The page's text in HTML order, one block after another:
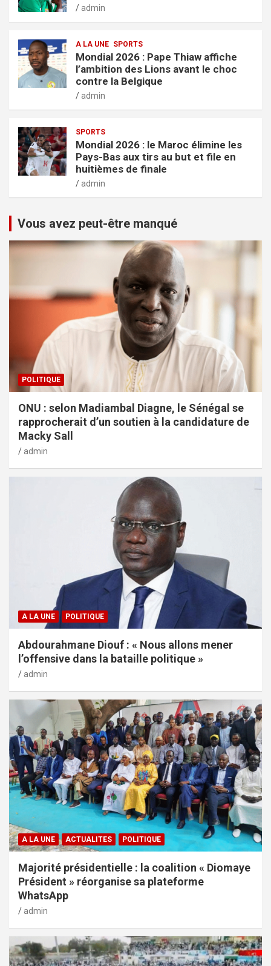
admin
A LA UNE SPORTS
Mondial 2026 : Pape Thiaw affiche
l’ambition des Lions avant le choc
contre la Belgique
admin
SPORTS
Mondial 2026 : le Maroc élimine les
Pays-Bas aux tirs au but et file en
huitièmes de finale
admin
Vous avez peut-être manqué
POLITIQUE
ONU : selon Madiambal Diagne, le Sénégal se
rapprocherait d’un soutien à la candidature de
Macky Sall
admin
A LA UNE POLITIQUE
Abdourahmane Diouf : « Nous allons mener
l’offensive dans la bataille politique »
admin
A LA UNE ACTUALITES POLITIQUE
Majorité présidentielle : la coalition « Diomaye
Président » réorganise sa plateforme
WhatsApp
admin